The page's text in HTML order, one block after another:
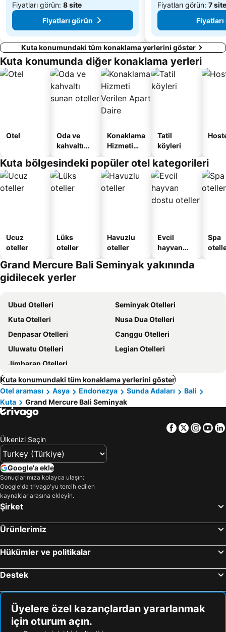
Fiyatları görün: 8 site
Fiyatları görün
Fiyatları görün: 7 site
Kuta konumundaki tüm konaklama yerlerini göster
Kuta konumunda diğer konaklama yerleri
Otel
Oda ve
kahvaltı
oteller
Konaklama
Hizmeti
Apart
Daire
Tatil
köyleri
Kuta bölgesindeki popüler otel kategorileri
Ucuz
oteller
Lüks
oteller
Havuzlu
oteller
Evcil
hayvan
oteller
Spa
Grand Mercure Bali Seminyak yakınında
gidilecek yerler
Ubud Otelleri
Seminyak Otelleri
Kuta Otelleri
Nusa Dua Otelleri
Denpasar Otelleri
Canggu Otelleri
Uluwatu Otelleri
Legian Otelleri
Jimbaran Otelleri
Kuta konumundaki tüm konaklama yerlerini göster
Otel araması
Asya Endonezya Sunda Adaları
Bali
Kuta
Grand Mercure Bali Seminyak
Facebook
Twitter
Ülkenizi Seçin
Google'a ekle
Sonuçlarımıza kolayca ulaşın:
Google'da trivago'yu tercih edilen
kaynaklar arasına ekleyin.
Şirket
Ürünlerimiz
Hükümler ve politikalar
Destek
Üyelere özel kazançlardan yararlanmak
için oturum açın.